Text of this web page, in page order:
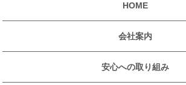
HOME
会社案内
安心への取り組み